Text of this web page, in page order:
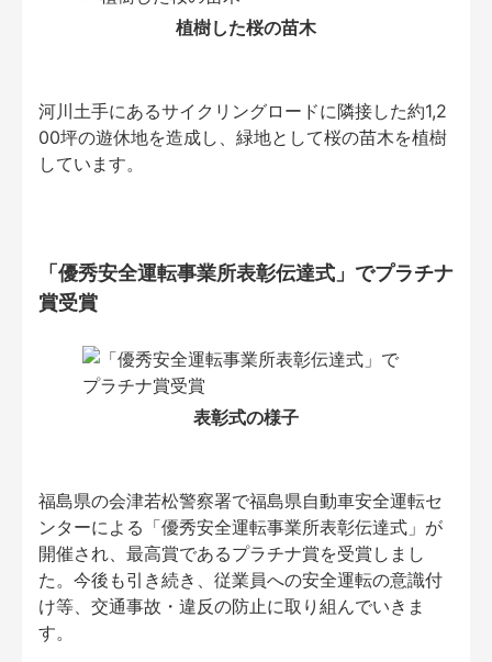
植樹した桜の苗木
河川土手にあるサイクリングロードに隣接した約1,2
00坪の遊休地を造成し、緑地として桜の苗木を植樹
しています。
「優秀安全運転事業所表彰伝達式」でプラチナ
賞受賞
表彰式の様子
福島県の会津若松警察署で福島県自動車安全運転セ
ンターによる「優秀安全運転事業所表彰伝達式」が
開催され、最高賞であるプラチナ賞を受賞しまし
た。今後も引き続き、従業員への安全運転の意識付
け等、交通事故・違反の防止に取り組んでいきま
す。